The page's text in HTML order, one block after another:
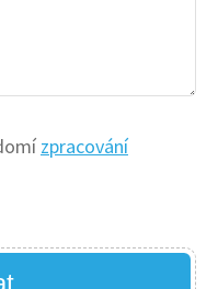
zpracování